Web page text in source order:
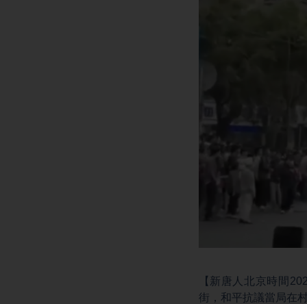
【新唐人北京時間
街，和平抗議當局在